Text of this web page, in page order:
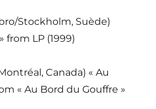
Stockholm, Suède)
from LP (1999)
Canada) « Au
« Au Bord du Gouffre »